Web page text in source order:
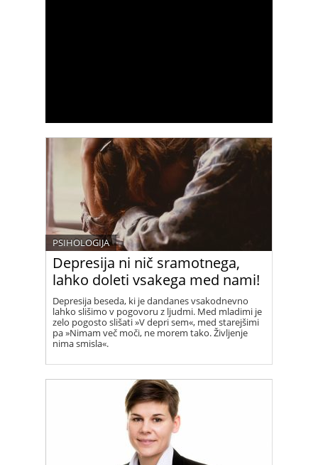
Depresija ni nič sramotnega,
lahko doleti vsakega med nami!
PSIHOLOGIJA
Depresija beseda, ki je dandanes vsakodnevno
lahko slišimo v pogovoru z ljudmi. Med mladimi je
zelo pogosto slišati »V depri sem«, med starejšimi
pa »Nimam več moči, ne morem tako. Življenje
nima smisla«.